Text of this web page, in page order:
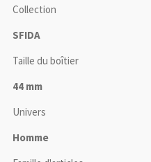
Collection
SFIDA
Taille du boîtier
44 mm
Univers
Homme